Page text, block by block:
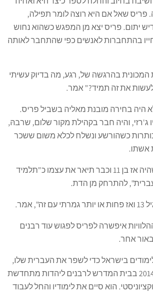
שאל אם היא רוצה לומר תפילה,
יתום. פריס יצא מן המפגש כשהוא נחוש
בהתחברות לאנשים כפי שהתחבר לאותה
המכונית בהרגשה של, רגע, מה בדיוק עשיתי
לעשות את זה תמיד?" אמר.
היה בחירה מובנת מאליה בשביל פריס.
ג'רזי, והיה חבר בקהילת מקור שלום, שרבהּ,
כשהורשע ונשלח לכלא משום ששכר
אשתו.
הרצח גרם לפריס, שהיה אז בן 11 וכבר תיאר את עצמו כ"תלמיד
להתרחק מן הדת.
אמר.
איפשרה לפריס לפגוש עוד רבנים
אחר.
בישראל כדי לשפר את העברית שלו,
החל פריס ללמוד ב-2014 בבית המדרש לרבנים ליהדות מתחדשת
הוא סיים את לימודיו והחל לעבוד